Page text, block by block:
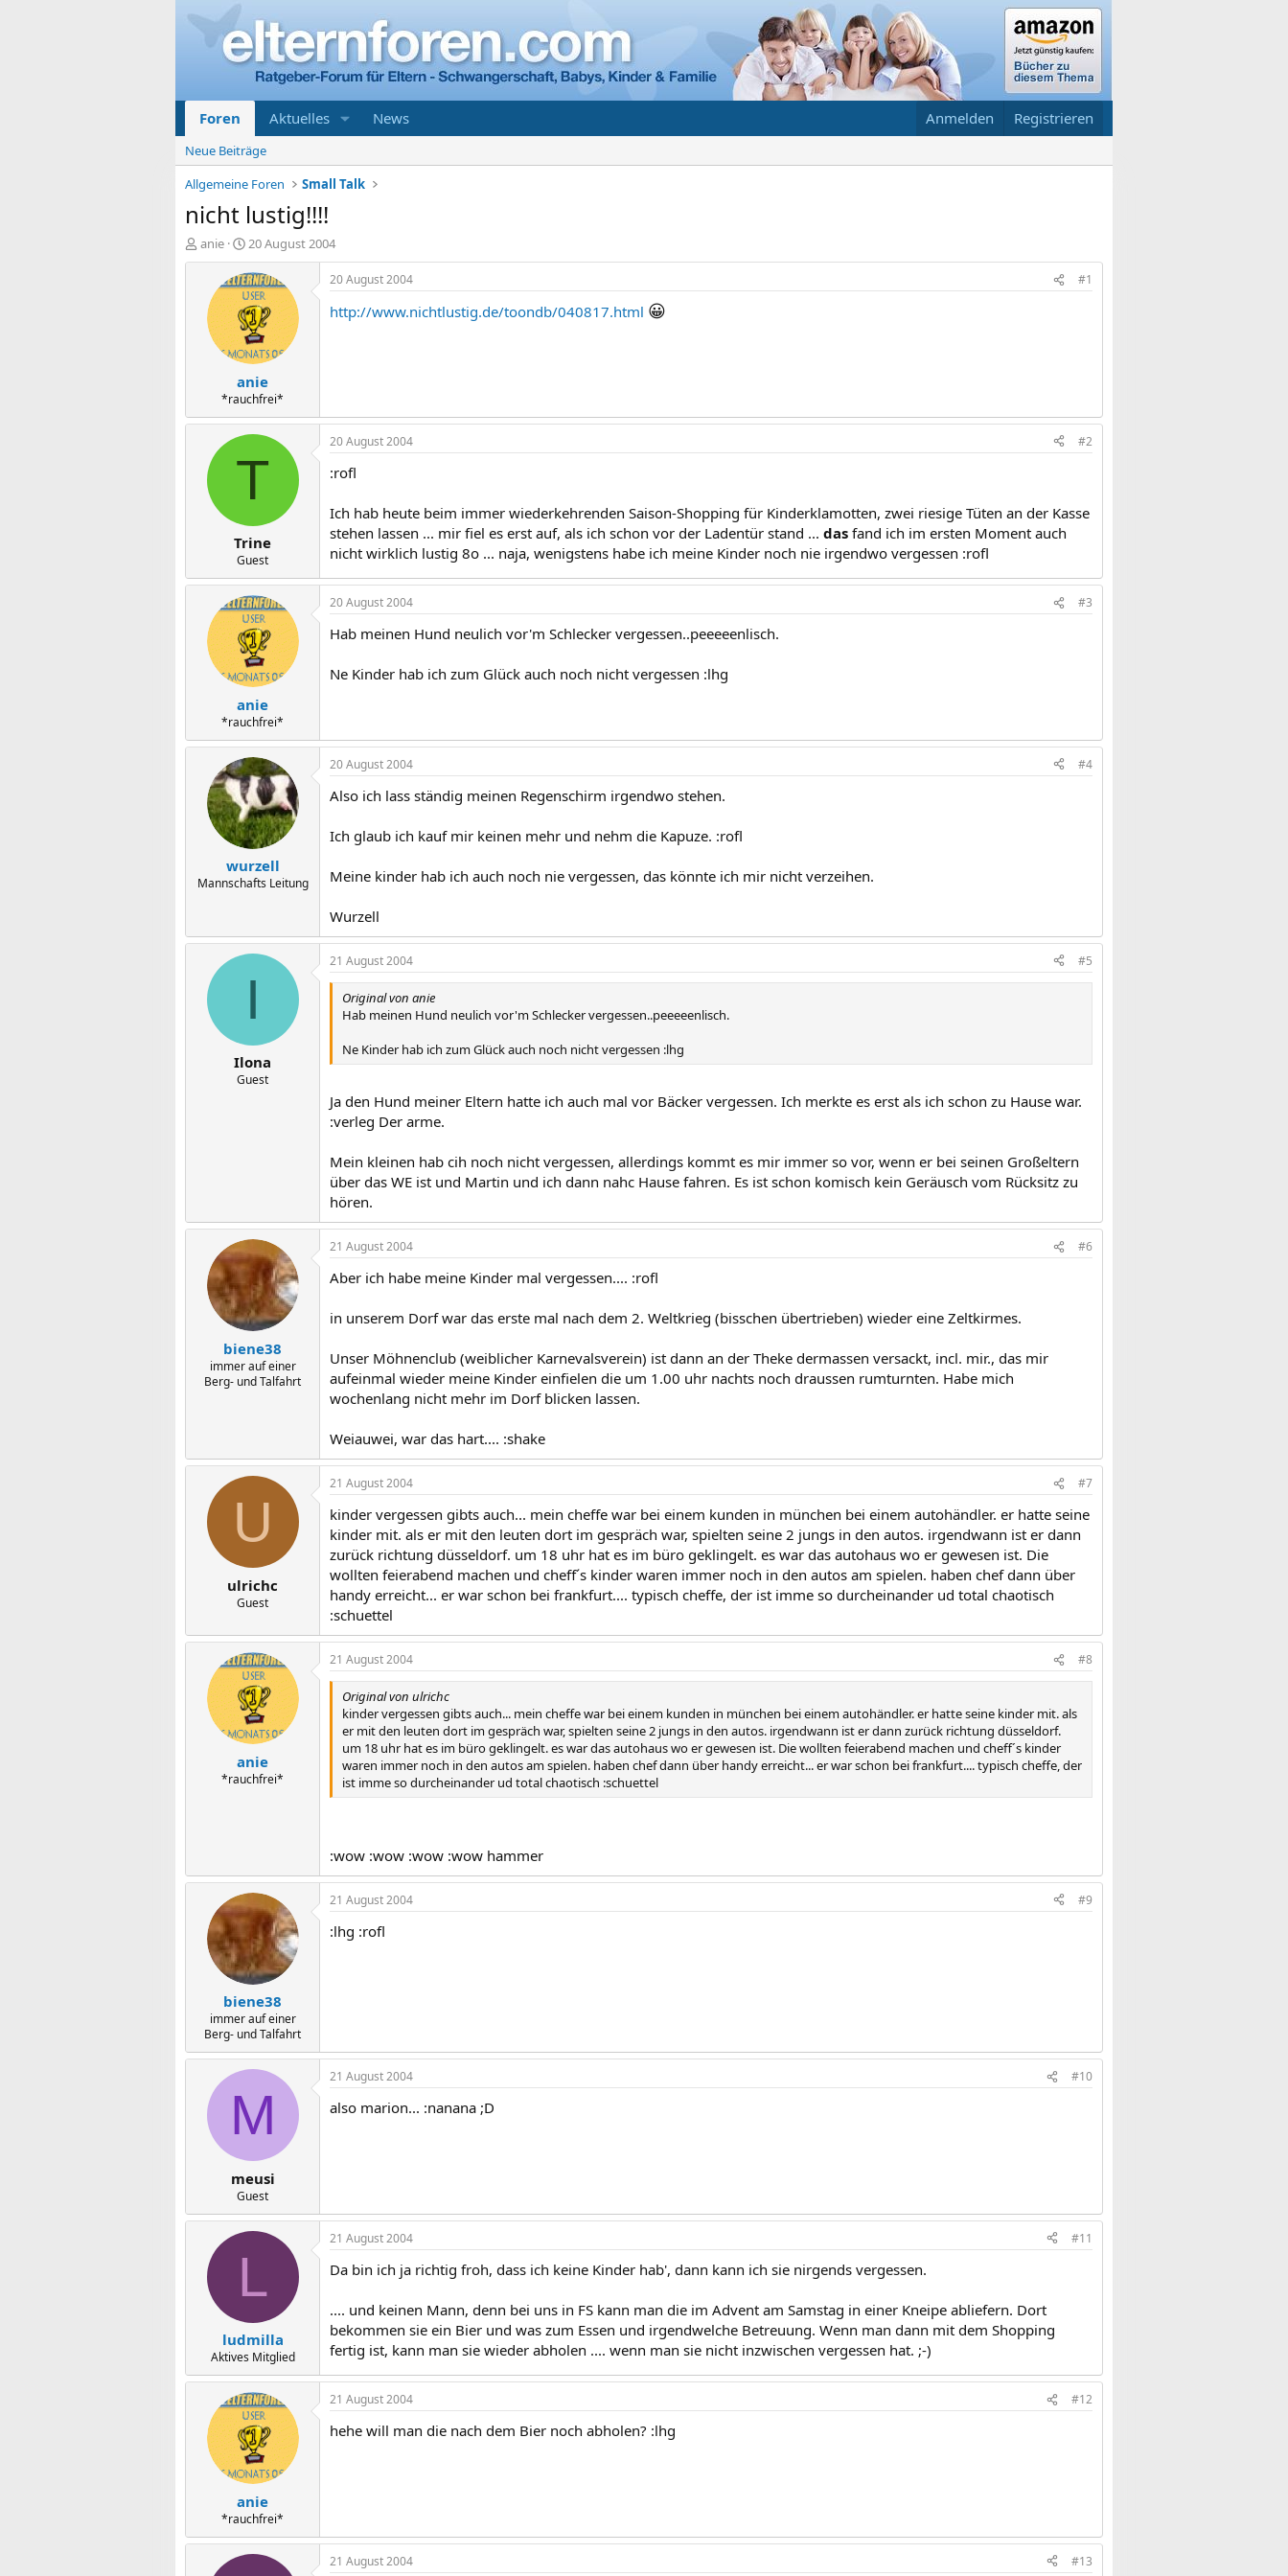
Foren Aktuelles News Anmelden Registrieren
Neue Beiträge
Allgemeine Foren
Small Talk
nicht lustig!!!!
E
r
anie
E
r
s
t
e
l
l
t
a
m
20 August 2004
anie
*rauchfrei*
20 August 2004 #1
http://www.nichtlustig.de/toondb/040817.html 😀
T
Trine
Guest
20 August 2004 #2
:rofl
Ich hab heute beim immer wiederkehrenden Saison-Shopping für Kinderklamotten, zwei riesige Tüten an der Kasse
stehen lassen ... mir fiel es erst auf, als ich schon vor der Ladentür stand ... das fand ich im ersten Moment auch
nicht wirklich lustig 8o ... naja, wenigstens habe ich meine Kinder noch nie irgendwo vergessen :rofl
anie
*rauchfrei*
20 August 2004 #3
Hab meinen Hund neulich vor'm Schlecker vergessen..peeeeenlisch.
Ne Kinder hab ich zum Glück auch noch nicht vergessen :lhg
wurzell
Mannschafts Leitung
20 August 2004 #4
Also ich lass ständig meinen Regenschirm irgendwo stehen.
Ich glaub ich kauf mir keinen mehr und nehm die Kapuze. :rofl
Meine kinder hab ich auch noch nie vergessen, das könnte ich mir nicht verzeihen.
Wurzell
I
Ilona
Guest
21 August 2004 #5
Original von anie
Hab meinen Hund neulich vor'm Schlecker vergessen..peeeeenlisch.
Ne Kinder hab ich zum Glück auch noch nicht vergessen :lhg
Ja den Hund meiner Eltern hatte ich auch mal vor Bäcker vergessen. Ich merkte es erst als ich schon zu Hause war.
:verleg Der arme.
Mein kleinen hab cih noch nicht vergessen, allerdings kommt es mir immer so vor, wenn er bei seinen Großeltern
über das WE ist und Martin und ich dann nahc Hause fahren. Es ist schon komisch kein Geräusch vom Rücksitz zu
hören.
biene38
immer auf einer
Berg- und Talfahrt
21 August 2004 #6
Aber ich habe meine Kinder mal vergessen.... :rofl
in unserem Dorf war das erste mal nach dem 2. Weltkrieg (bisschen übertrieben) wieder eine Zeltkirmes.
Unser Möhnenclub (weiblicher Karnevalsverein) ist dann an der Theke dermassen versackt, incl. mir., das mir
aufeinmal wieder meine Kinder einfielen die um 1.00 uhr nachts noch draussen rumturnten. Habe mich
wochenlang nicht mehr im Dorf blicken lassen.
Weiauwei, war das hart.... :shake
U
ulrichc
Guest
21 August 2004 #7
kinder vergessen gibts auch... mein cheffe war bei einem kunden in münchen bei einem autohändler. er hatte seine
kinder mit. als er mit den leuten dort im gespräch war, spielten seine 2 jungs in den autos. irgendwann ist er dann
zurück richtung düsseldorf. um 18 uhr hat es im büro geklingelt. es war das autohaus wo er gewesen ist. Die
wollten feierabend machen und cheff´s kinder waren immer noch in den autos am spielen. haben chef dann über
handy erreicht... er war schon bei frankfurt.... typisch cheffe, der ist imme so durcheinander ud total chaotisch
:schuettel
anie
*rauchfrei*
21 August 2004 #8
Original von ulrichc
kinder vergessen gibts auch... mein cheffe war bei einem kunden in münchen bei einem autohändler. er hatte seine kinder mit. als
er mit den leuten dort im gespräch war, spielten seine 2 jungs in den autos. irgendwann ist er dann zurück richtung düsseldorf.
um 18 uhr hat es im büro geklingelt. es war das autohaus wo er gewesen ist. Die wollten feierabend machen und cheff´s kinder
waren immer noch in den autos am spielen. haben chef dann über handy erreicht... er war schon bei frankfurt.... typisch cheffe, der
ist imme so durcheinander ud total chaotisch :schuettel
:wow :wow :wow :wow hammer
biene38
immer auf einer
Berg- und Talfahrt
21 August 2004 #9
:lhg :rofl
M
meusi
Guest
21 August 2004 #10
also marion... :nanana ;D
L
ludmilla
Aktives Mitglied
21 August 2004 #11
Da bin ich ja richtig froh, dass ich keine Kinder hab', dann kann ich sie nirgends vergessen.
.... und keinen Mann, denn bei uns in FS kann man die im Advent am Samstag in einer Kneipe abliefern. Dort
bekommen sie ein Bier und was zum Essen und irgendwelche Betreuung. Wenn man dann mit dem Shopping
fertig ist, kann man sie wieder abholen .... wenn man sie nicht inzwischen vergessen hat. ;-)
anie
*rauchfrei*
21 August 2004 #12
hehe will man die nach dem Bier noch abholen? :lhg
21 August 2004 #13